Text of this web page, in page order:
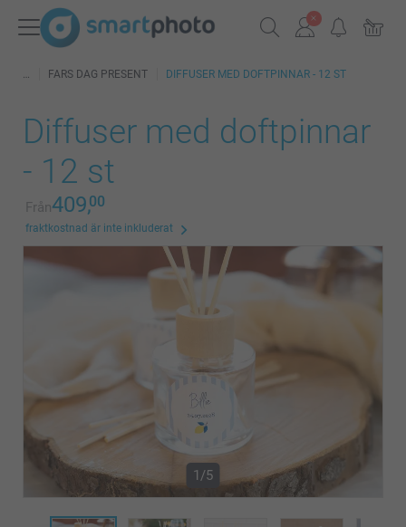
FARS DAG PRESENT DIFFUSER MED DOFTPINNAR - 12 ST
Diffuser med doftpinnar
- 12 st
Från409,00
fraktkostnad är inte inkluderat
1/5